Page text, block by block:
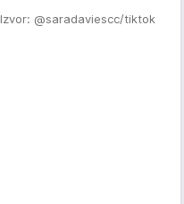
Izvor: @saradaviescc/tiktok